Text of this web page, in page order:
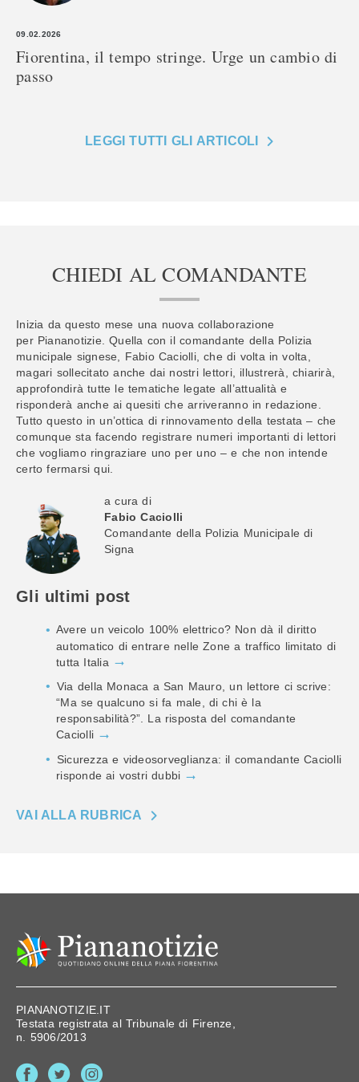
09.02.2026
Fiorentina, il tempo stringe. Urge un cambio di
passo
LEGGI TUTTI GLI ARTICOLI
CHIEDI AL COMANDANTE
Inizia da questo mese una nuova collaborazione
per Piananotizie. Quella con il comandante della Polizia
municipale signese, Fabio Caciolli, che di volta in volta,
magari sollecitato anche dai nostri lettori, illustrerà, chiarirà,
approfondirà tutte le tematiche legate all’attualità e
risponderà anche ai quesiti che arriveranno in redazione.
Tutto questo in un’ottica di rinnovamento della testata – che
comunque sta facendo registrare numeri importanti di lettori
che vogliamo ringraziare uno per uno – e che non intende
certo fermarsi qui.
a cura di
Fabio Caciolli
Comandante della Polizia Municipale di
Signa
Gli ultimi post
Avere un veicolo 100% elettrico? Non dà il diritto
automatico di entrare nelle Zone a traffico limitato di
tutta Italia
Via della Monaca a San Mauro, un lettore ci scrive:
“Ma se qualcuno si fa male, di chi è la
responsabilità?”. La risposta del comandante
Caciolli
Sicurezza e videosorveglianza: il comandante Caciolli
risponde ai vostri dubbi
VAI ALLA RUBRICA
PIANANOTIZIE.IT
Testata registrata al Tribunale di Firenze,
n. 5906/2013